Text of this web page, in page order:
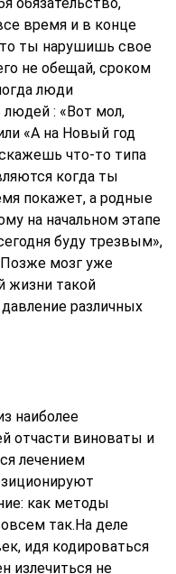
время и в конце
ты нарушишь свое
не обещай, сроком
люди
: «Вот мол,
«А на Новый год
что-то типа
когда ты
покажет, а родные
на начальном этапе
буду трезвым»,
мозг уже
жизни такой
различных
наиболее
отчасти виноваты и
лечением
как методы
так.На деле
идя кодироваться
излечиться не